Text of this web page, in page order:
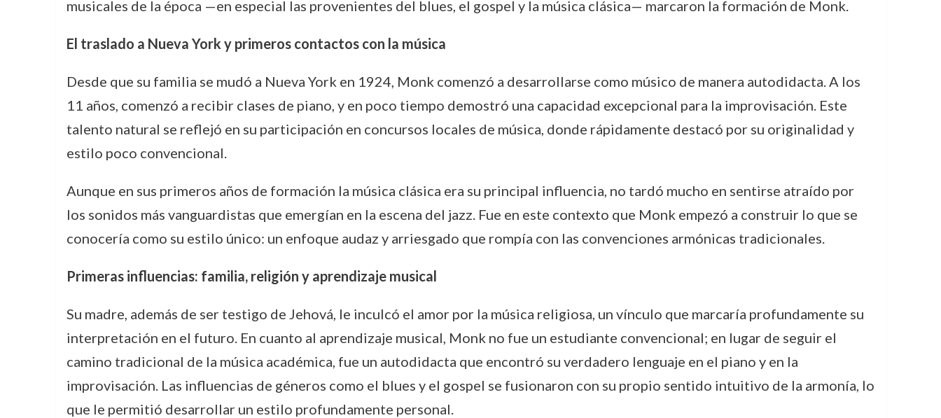
musicales de la época —en especial las provenientes del blues, el gospel y la música clásica— marcaron la formación de Monk.
El traslado a Nueva York y primeros contactos con la música
Desde que su familia se mudó a Nueva York en 1924, Monk comenzó a desarrollarse como músico de manera autodidacta. A los
11 años, comenzó a recibir clases de piano, y en poco tiempo demostró una capacidad excepcional para la improvisación. Este
talento natural se reflejó en su participación en concursos locales de música, donde rápidamente destacó por su originalidad y
estilo poco convencional.
Aunque en sus primeros años de formación la música clásica era su principal influencia, no tardó mucho en sentirse atraído por
los sonidos más vanguardistas que emergían en la escena del jazz. Fue en este contexto que Monk empezó a construir lo que se
conocería como su estilo único: un enfoque audaz y arriesgado que rompía con las convenciones armónicas tradicionales.
Primeras influencias: familia, religión y aprendizaje musical
Su madre, además de ser testigo de Jehová, le inculcó el amor por la música religiosa, un vínculo que marcaría profundamente su
interpretación en el futuro. En cuanto al aprendizaje musical, Monk no fue un estudiante convencional; en lugar de seguir el
camino tradicional de la música académica, fue un autodidacta que encontró su verdadero lenguaje en el piano y en la
improvisación. Las influencias de géneros como el blues y el gospel se fusionaron con su propio sentido intuitivo de la armonía, lo
que le permitió desarrollar un estilo profundamente personal.